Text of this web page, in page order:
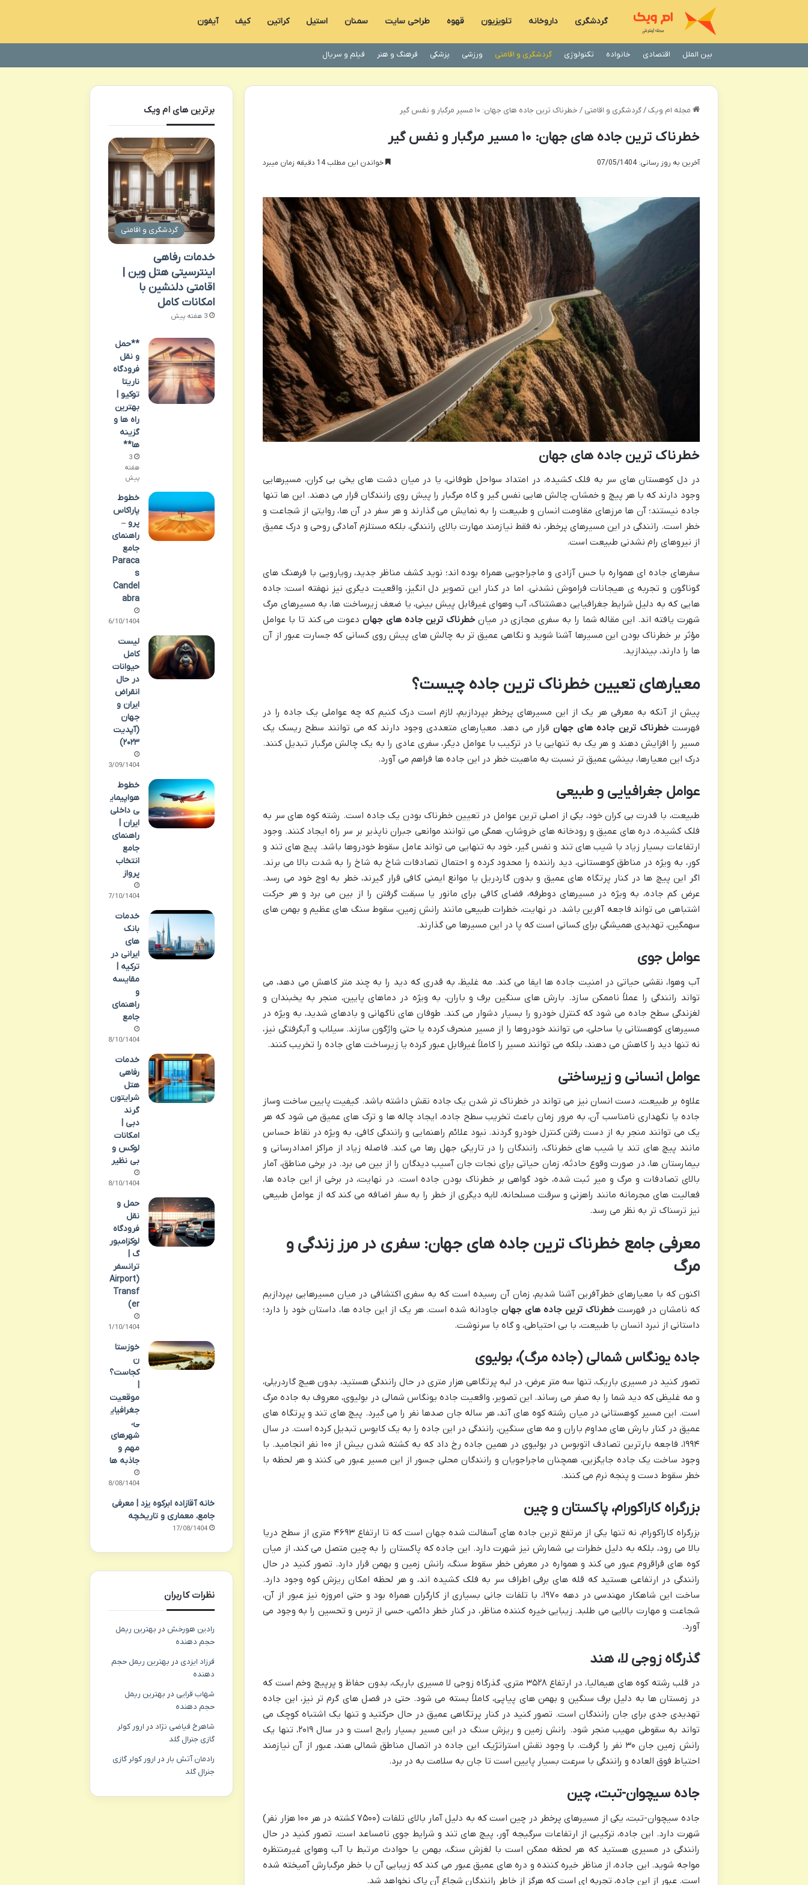
گردشگری داروخانه تلویزیون قهوه طراحی سایت سمنان استیل کراتین کیف آیفون
بین الملل اقتصادی خانواده تکنولوژی گردشگری و اقامتی ورزشی پزشکی فرهنگ و هنر فیلم و سریال
مجله ام ویک / گردشگری و اقامتی / خطرناک ترین جاده های جهان: ۱۰ مسیر مرگبار و نفس گیر
خطرناک ترین جاده های جهان: ۱۰ مسیر مرگبار و نفس گیر
آخرین به روز رسانی: 07/05/1404 خواندن این مطلب 14 دقیقه زمان میبرد
خطرناک ترین جاده های جهان
در دل کوهستان های سر به فلک کشیده، در امتداد سواحل طوفانی، یا در میان دشت های یخی بی کران، مسیرهایی
وجود دارند که با هر پیچ و خمشان، چالش هایی نفس گیر و گاه مرگبار را پیش روی رانندگان قرار می دهند. این ها تنها
جاده نیستند؛ آن ها مرزهای مقاومت انسان و طبیعت را به نمایش می گذارند و هر سفر در آن ها، روایتی از شجاعت و
خطر است. رانندگی در این مسیرهای پرخطر، نه فقط نیازمند مهارت بالای رانندگی، بلکه مستلزم آمادگی روحی و درک عمیق
از نیروهای رام نشدنی طبیعت است.
سفرهای جاده ای همواره با حس آزادی و ماجراجویی همراه بوده اند؛ نوید کشف مناظر جدید، رویارویی با فرهنگ های
گوناگون و تجربه ی هیجانات فراموش نشدنی. اما در کنار این تصویر دل انگیز، واقعیت دیگری نیز نهفته است: جاده
هایی که به دلیل شرایط جغرافیایی دهشتناک، آب وهوای غیرقابل پیش بینی، یا ضعف زیرساخت ها، به مسیرهای مرگ
شهرت یافته اند. این مقاله شما را به سفری مجازی در میان خطرناک ترین جاده های جهان دعوت می کند تا با عوامل
مؤثر بر خطرناک بودن این مسیرها آشنا شوید و نگاهی عمیق تر به چالش های پیش روی کسانی که جسارت عبور از آن
ها را دارند، بیندازید.
معیارهای تعیین خطرناک ترین جاده چیست؟
پیش از آنکه به معرفی هر یک از این مسیرهای پرخطر بپردازیم، لازم است درک کنیم که چه عواملی یک جاده را در
فهرستخطرناک ترین جاده های جهانقرار می دهد. معیارهای متعددی وجود دارند که می توانند سطح ریسک یک
مسیر را افزایش دهند و هر یک به تنهایی یا در ترکیب با عوامل دیگر، سفری عادی را به یک چالش مرگبار تبدیل کنند.
درک این معیارها، بینشی عمیق تر نسبت به ماهیت خطر در این جاده ها فراهم می آورد.
عوامل جغرافیایی و طبیعی
طبیعت، با قدرت بی کران خود، یکی از اصلی ترین عوامل در تعیین خطرناک بودن یک جاده است. رشته کوه های سر به
فلک کشیده، دره های عمیق و رودخانه های خروشان، همگی می توانند موانعی جبران ناپذیر بر سر راه ایجاد کنند. وجود
ارتفاعات بسیار زیاد با شیب های تند و نفس گیر، خود به تنهایی می تواند عامل سقوط خودروها باشد. پیچ های تند و
کور، به ویژه در مناطق کوهستانی، دید راننده را محدود کرده و احتمال تصادفات شاخ به شاخ را به شدت بالا می برند.
اگر این پیچ ها در کنار پرتگاه های عمیق و بدون گاردریل یا موانع ایمنی کافی قرار گیرند، خطر به اوج خود می رسد.
عرض کم جاده، به ویژه در مسیرهای دوطرفه، فضای کافی برای مانور یا سبقت گرفتن را از بین می برد و هر حرکت
اشتباهی می تواند فاجعه آفرین باشد. در نهایت، خطرات طبیعی مانند رانش زمین، سقوط سنگ های عظیم و بهمن های
سهمگین، تهدیدی همیشگی برای کسانی است که پا در این مسیرها می گذارند.
عوامل جوی
آب وهوا، نقشی حیاتی در امنیت جاده ها ایفا می کند. مه غلیظ، به قدری که دید را به چند متر کاهش می دهد، می
تواند رانندگی را عملاً ناممکن سازد. بارش های سنگین برف و باران، به ویژه در دماهای پایین، منجر به یخبندان و
لغزندگی سطح جاده می شود که کنترل خودرو را بسیار دشوار می کند. طوفان های ناگهانی و بادهای شدید، به ویژه در
مسیرهای کوهستانی یا ساحلی، می توانند خودروها را از مسیر منحرف کرده یا حتی واژگون سازند. سیلاب و آبگرفتگی نیز،
نه تنها دید را کاهش می دهند، بلکه می توانند مسیر را کاملاً غیرقابل عبور کرده یا زیرساخت های جاده را تخریب کنند.
عوامل انسانی و زیرساختی
علاوه بر طبیعت، دست انسان نیز می تواند در خطرناک تر شدن یک جاده نقش داشته باشد. کیفیت پایین ساخت وساز
جاده یا نگهداری نامناسب آن، به مرور زمان باعث تخریب سطح جاده، ایجاد چاله ها و ترک های عمیق می شود که هر
یک می توانند منجر به از دست رفتن کنترل خودرو گردند. نبود علائم راهنمایی و رانندگی کافی، به ویژه در نقاط حساس
مانند پیچ های تند یا شیب های خطرناک، رانندگان را در تاریکی جهل رها می کند. فاصله زیاد از مراکز امدادرسانی و
بیمارستان ها، در صورت وقوع حادثه، زمان حیاتی برای نجات جان آسیب دیدگان را از بین می برد. در برخی مناطق، آمار
بالای تصادفات و مرگ و میر ثبت شده، خود گواهی بر خطرناک بودن جاده است. در نهایت، در برخی از این جاده ها،
فعالیت های مجرمانه مانند راهزنی و سرقت مسلحانه، لایه دیگری از خطر را به سفر اضافه می کند که از عوامل طبیعی
نیز ترسناک تر به نظر می رسد.
معرفی جامع خطرناک ترین جاده های جهان: سفری در مرز زندگی و
مرگ
اکنون که با معیارهای خطرآفرین آشنا شدیم، زمان آن رسیده است که به سفری اکتشافی در میان مسیرهایی بپردازیم
که نامشان در فهرستخطرناک ترین جاده های جهانجاودانه شده است. هر یک از این جاده ها، داستان خود را دارد؛
داستانی از نبرد انسان با طبیعت، با بی احتیاطی، و گاه با سرنوشت.
جاده یونگاس شمالی (جاده مرگ)، بولیوی
تصور کنید در مسیری باریک، تنها سه متر عرض، در لبه پرتگاهی هزار متری در حال رانندگی هستید، بدون هیچ گاردریلی،
و مه غلیظی که دید شما را به صفر می رساند. این تصویر، واقعیت جاده یونگاس شمالی در بولیوی، معروف به جاده مرگ
است. این مسیر کوهستانی در میان رشته کوه های آند، هر ساله جان صدها نفر را می گیرد. پیچ های تند و پرتگاه های
عمیق در کنار بارش های مداوم باران و مه های سنگین، رانندگی در این جاده را به یک کابوس تبدیل کرده است. در سال
۱۹۹۴، فاجعه بارترین تصادف اتوبوس در بولیوی در همین جاده رخ داد که به کشته شدن بیش از ۱۰۰ نفر انجامید. با
وجود ساخت یک جاده جایگزین، همچنان ماجراجویان و رانندگان محلی جسور از این مسیر عبور می کنند و هر لحظه با
خطر سقوط دست و پنجه نرم می کنند.
بزرگراه کاراکورام، پاکستان و چین
بزرگراه کاراکورام، نه تنها یکی از مرتفع ترین جاده های آسفالت شده جهان است که تا ارتفاع ۴۶۹۳ متری از سطح دریا
بالا می رود، بلکه به دلیل خطرات بی شمارش نیز شهرت دارد. این جاده که پاکستان را به چین متصل می کند، از میان
کوه های قراقروم عبور می کند و همواره در معرض خطر سقوط سنگ، رانش زمین و بهمن قرار دارد. تصور کنید در حال
رانندگی در ارتفاعی هستید که قله های برفی اطراف سر به فلک کشیده اند، و هر لحظه امکان ریزش کوه وجود دارد.
ساخت این شاهکار مهندسی در دهه ۱۹۷۰، با تلفات جانی بسیاری از کارگران همراه بود و حتی امروزه نیز عبور از آن،
شجاعت و مهارت بالایی می طلبد. زیبایی خیره کننده مناظر، در کنار خطر دائمی، حسی از ترس و تحسین را به وجود می
آورد.
گذرگاه زوجی لا، هند
در قلب رشته کوه های هیمالیا، در ارتفاع ۳۵۲۸ متری، گذرگاه زوجی لا مسیری باریک، بدون حفاظ و پرپیچ وخم است که
در زمستان ها به دلیل برف سنگین و بهمن های پیاپی، کاملاً بسته می شود. حتی در فصل های گرم تر نیز، این جاده
تهدیدی جدی برای جان رانندگان است. تصور کنید در کنار پرتگاهی عمیق در حال حرکتید و تنها یک اشتباه کوچک می
تواند به سقوطی مهیب منجر شود. رانش زمین و ریزش سنگ در این مسیر بسیار رایج است و در سال ۲۰۱۹، تنها یک
رانش زمین جان ۳۰ نفر را گرفت. با وجود نقش استراتژیک این جاده در اتصال مناطق شمالی هند، عبور از آن نیازمند
احتیاط فوق العاده و رانندگی با سرعت بسیار پایین است تا جان به سلامت به در برد.
جاده سیچوان-تبت، چین
جاده سیچوان-تبت، یکی از مسیرهای پرخطر در چین است که به دلیل آمار بالای تلفات (۷۵۰۰ کشته در هر ۱۰۰ هزار نفر)
شهرت دارد. این جاده، ترکیبی از ارتفاعات سرگیجه آور، پیچ های تند و شرایط جوی نامساعد است. تصور کنید در حال
رانندگی در مسیری هستید که هر لحظه ممکن است با لغزش سنگ، بهمن یا حوادث مرتبط با آب وهوای غیرمنتظره
مواجه شوید. این جاده، از مناظر خیره کننده و دره های عمیق عبور می کند که زیبایی آن با خطر مرگبارش آمیخته شده
است. عبور از این جاده، تجربه ای است که هرگز از خاطر رانندگان شجاع آن پاک نخواهد شد.
برترین های ام ویک
گردشگری و اقامتی
خدمات رفاهی
اینترسیتی هتل وین |
اقامتی دلنشین با
امکانات کامل
3 هفته پیش
**حمل
و نقل
فرودگاه
ناریتا
توکیو |
بهترین
راه ها و
گزینه
ها**
3
هفته
پیش
خطوط
پاراکاس
پرو –
راهنمای
جامع
Paraca
s
Candel
abra
06/10/1404
لیست
کامل
حیوانات
در حال
انقراض
ایران و
جهان
(آپدیت
۲۰۲۳)
23/09/1404
خطوط
هواپیمای
ی داخلی
ایران |
راهنمای
جامع
انتخاب
پرواز
07/10/1404
خدمات
بانک
های
ایرانی در
ترکیه |
مقایسه
و
راهنمای
جامع
08/10/1404
خدمات
رفاهی
هتل
شرایتون
گرند
دبی |
امکانات
لوکس و
بی نظیر
08/10/1404
حمل و
نقل
فرودگاه
لوکزامبور
گ |
ترانسفر
(Airport
Transf
er)
11/10/1404
خوزستا
ن
کجاست؟
موقعیت
جغرافیای
ی،
شهرهای
مهم و
جاذبه ها
18/08/1404
خانه آقازاده ابرکوه یزد | معرفی
جامع، معماری و تاریخچه
17/08/1404
نظرات کاربران
رادین هورخش در بهترین ریمل
حجم دهنده
فرزاد ایزدی در بهترین ریمل حجم
دهنده
شهاب قرایی در بهترین ریمل
حجم دهنده
شاهرخ فیاضی نژاد در ارور کولر
گازی جنرال گلد
رادمان آتش بار در ارور کولر گازی
جنرال گلد